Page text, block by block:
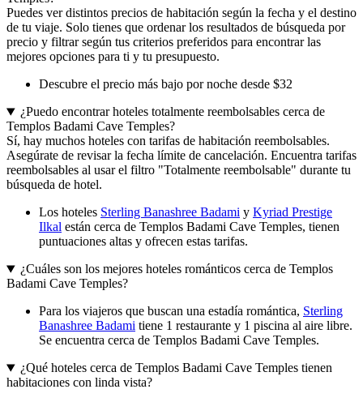
Puedes ver distintos precios de habitación según la fecha y el destino
de tu viaje. Solo tienes que ordenar los resultados de búsqueda por
precio y filtrar según tus criterios preferidos para encontrar las
mejores opciones para ti y tu presupuesto.
Descubre el precio más bajo por noche desde $32
¿Puedo encontrar hoteles totalmente reembolsables cerca de
Templos Badami Cave Temples?
Sí, hay muchos hoteles con tarifas de habitación reembolsables.
Asegúrate de revisar la fecha límite de cancelación. Encuentra tarifas
reembolsables al usar el filtro "Totalmente reembolsable" durante tu
búsqueda de hotel.
Los hoteles Sterling Banashree Badami y Kyriad Prestige
Ilkal están cerca de Templos Badami Cave Temples, tienen
puntuaciones altas y ofrecen estas tarifas.
¿Cuáles son los mejores hoteles románticos cerca de Templos
Badami Cave Temples?
Para los viajeros que buscan una estadía romántica, Sterling
Banashree Badami tiene 1 restaurante y 1 piscina al aire libre.
Se encuentra cerca de Templos Badami Cave Temples.
¿Qué hoteles cerca de Templos Badami Cave Temples tienen
habitaciones con linda vista?